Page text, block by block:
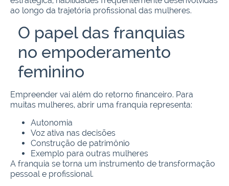
ao longo da trajetória profissional das mulheres.
O papel das franquias
no empoderamento
feminino
Empreender vai além do retorno financeiro. Para
muitas mulheres, abrir uma franquia representa:
Autonomia
Voz ativa nas decisões
Construção de patrimônio
Exemplo para outras mulheres
A franquia se torna um instrumento de transformação
pessoal e profissional.